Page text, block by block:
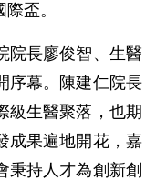
盃。
院長廖俊智、生醫
序幕。陳建仁院長
級生醫聚落，也期
成果遍地開花，嘉
秉持人才為創新創